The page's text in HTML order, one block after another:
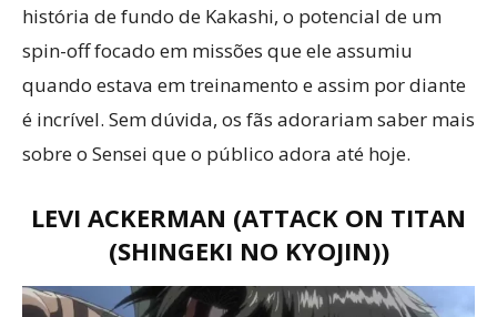
história de fundo de Kakashi, o potencial de um
spin-off focado em missões que ele assumiu
quando estava em treinamento e assim por diante
é incrível. Sem dúvida, os fãs adorariam saber mais
sobre o Sensei que o público adora até hoje.
LEVI ACKERMAN (ATTACK ON TITAN
(SHINGEKI NO KYOJIN))